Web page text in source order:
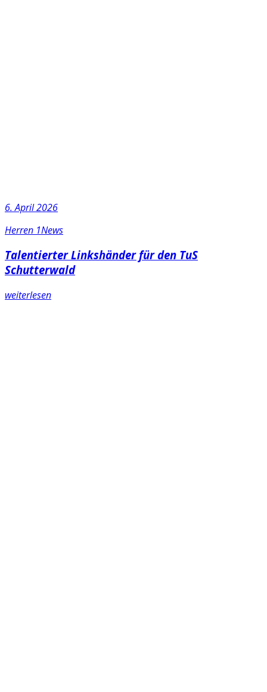
6. April 2026
Herren 1News
Talentierter Linkshänder für den TuS
Schutterwald
weiterlesen